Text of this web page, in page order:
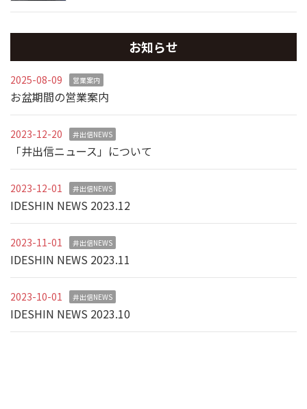
お知らせ
2025-08-09 営業案内
お盆期間の営業案内
2023-12-20 井出信NEWS
「井出信ニュース」について
2023-12-01 井出信NEWS
IDESHIN NEWS 2023.12
2023-11-01 井出信NEWS
IDESHIN NEWS 2023.11
2023-10-01 井出信NEWS
IDESHIN NEWS 2023.10